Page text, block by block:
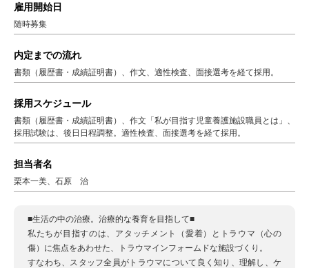
雇用開始日
随時募集
内定までの流れ
書類（履歴書・成績証明書）、作文、適性検査、面接選考を経て採用。
採用スケジュール
書類（履歴書・成績証明書）、作文「私が目指す児童養護施設職員とは」、
採用試験は、後日日程調整。適性検査、面接選考を経て採用。
担当者名
栗本一美、石原 治
■生活の中の治療。治療的な養育を目指して■
私たちが目指すのは、アタッチメント（愛着）とトラウマ（心の
傷）に焦点をあわせた、トラウマインフォームドな施設づくり。
すなわち、スタッフ全員がトラウマについて良く知り、理解し、ケ